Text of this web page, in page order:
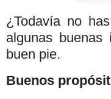
¿Todavía no
algunas
buen pie.
Buenos